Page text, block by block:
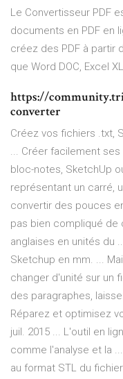
Le Convertisseur PDF
documents en PDF en
créez des PDF à partir
que Word DOC, Excel
https://
converter
Créez vos fichiers .txt,
... Créer facilement
bloc-notes, SketchUp
représentant un carré,
convertir des pouces
pas bien compliqué de
anglaises en unités du
Sketchup en mm. ...
changer d'unité sur un
des paragraphes,
Réparez et optimisez
juil. 2015 ... L'outil en
comme l'analyse et la
au format STL du